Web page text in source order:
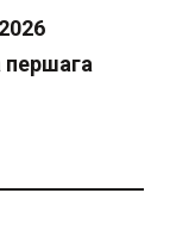
першага